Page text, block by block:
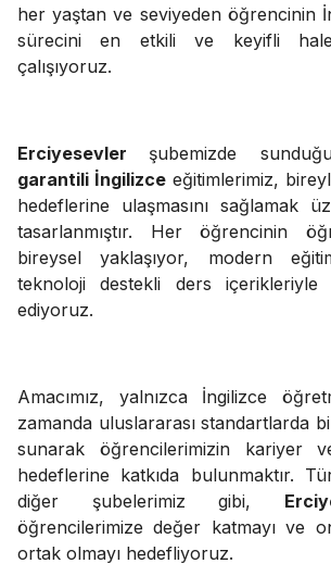
her yaştan ve seviyeden öğrencinin
sürecini en etkili ve keyifli
çalışıyoruz.
Erciyesevler şubemizde
garantili İngilizce eğitimlerimiz,
hedeflerine ulaşmasını sağlamak
tasarlanmıştır. Her öğrencinin
bireysel yaklaşıyor, modern
teknoloji destekli ders içerikleriyle
ediyoruz.
Amacımız, yalnızca İngilizce
zamanda uluslararası standartlarda
sunarak öğrencilerimizin kariyer
hedeflerine katkıda bulunmaktır.
diğer şubelerimiz gibi,
öğrencilerimize değer katmayı ve
ortak olmayı hedefliyoruz.